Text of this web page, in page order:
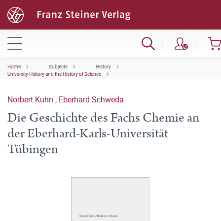
Home Subjects
History
University History and the History of Science
Norbert Kuhn , Eberhard Schweda
Die Geschichte des Fachs Chemie an
der Eberhard-Karls-Universität
Tübingen